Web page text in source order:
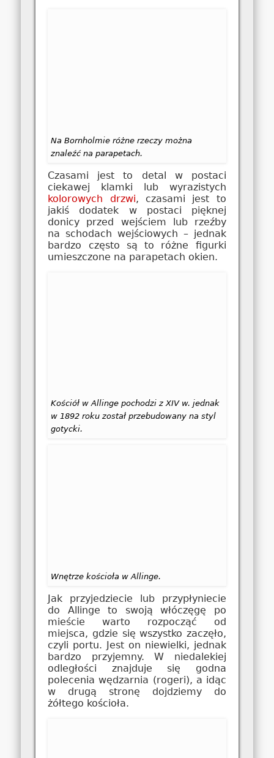
Na Bornholmie różne rzeczy można
znaleźć na parapetach.
Czasami jest to detal w postaci
ciekawej klamki lub wyrazistych
kolorowych drzwi, czasami jest to
jakiś dodatek w postaci pięknej
donicy przed wejściem lub rzeźby
na schodach wejściowych – jednak
bardzo często są to różne figurki
umieszczone na parapetach okien.
Kościół w Allinge pochodzi z XIV w. jednak
w 1892 roku został przebudowany na styl
gotycki.
Wnętrze kościoła w Allinge.
Jak przyjedziecie lub przypłyniecie
do Allinge to swoją włóczęgę po
mieście warto rozpocząć od
miejsca, gdzie się wszystko zaczęło,
czyli portu. Jest on niewielki, jednak
bardzo przyjemny. W niedalekiej
odległości znajduje się godna
polecenia wędzarnia (rogeri), a idąc
w drugą stronę dojdziemy do
żółtego kościoła.